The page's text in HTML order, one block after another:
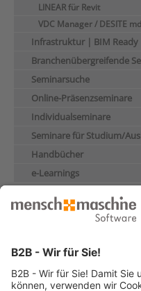
LINEAR für Revit
VDC Manager / DESITE
Infrastruktur | BIM Ready
Branchenübergreifende
Seminarsuche
Online-Präsenzseminare
Individualseminare
Seminare für Studium/
Handbücher
e-Learnings